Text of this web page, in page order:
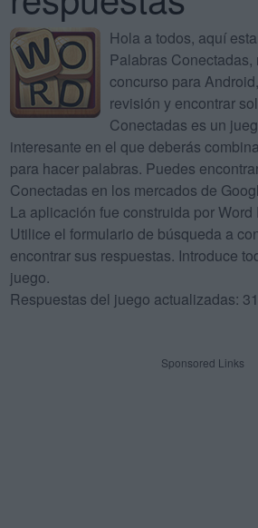
Hola a todos, aquí
Palabras
concurso para
revisión y encontrar
Conectadas es un
interesante en el que deberás
para hacer palabras. Puedes
Conectadas en los mercados de
La aplicación fue construida por Word
Utilice el formulario de búsqueda a
encontrar sus respuestas. Introduce
juego.
Respuestas del juego actualizadas:
Sponsored Links